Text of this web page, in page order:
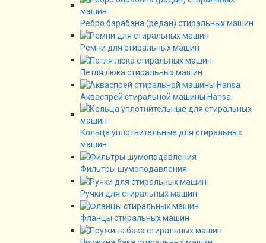
Ребро барабана (редан) стиральных машин
Ремни для стиральных машин
Петля люка стиральных машин
Акваспрей стиральной машины Hansa
Кольца уплотнительные для стиральных
машин
Фильтры шумоподавления
Ручки для стиральных машин
Фланцы стиральных машин